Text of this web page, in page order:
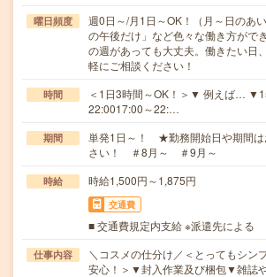
曜日頻度
週0日～/月1日～OK！（月～日のあ
の午後だけ」など色々な働き方がで
の週があっても大丈夫。働きたい日
軽にご相談ください！
時間
＜1日3時間～OK！＞▼ 例えば…
22:0017:00～22:…
期間
単発1日～！ ★勤務開始日や期間は
さい！ ＃8月～ ＃9月～
時給 時給1,500円～1,875円
交通費
■ 交通費規定内支給 ※派遣先による
仕事内容
＼コスメの仕分け／＜とってもシン
安心！＞▼封入作業及び梱包▼雑誌